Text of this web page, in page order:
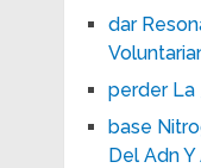
dar
perder La
base
Del Adn Y